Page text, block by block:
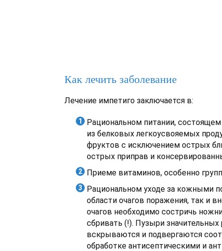
Как лечить заболевание
Лечение импетиго заключается в:
Рациональном питании,
из белковых легкоусвояемых
фруктов с исключением острых
острых приправ и
Приеме витаминов, особенно
Рациональном уходе за кожными
области очагов поражения, так и
очагов необходимо состричь
сбривать (!). Пузыри значительных
вскрываются и подвергаются
обработке антисептическими и